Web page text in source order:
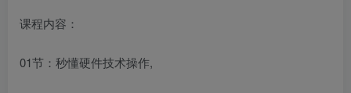
课程内容：
01节：秒懂硬件技术操作,